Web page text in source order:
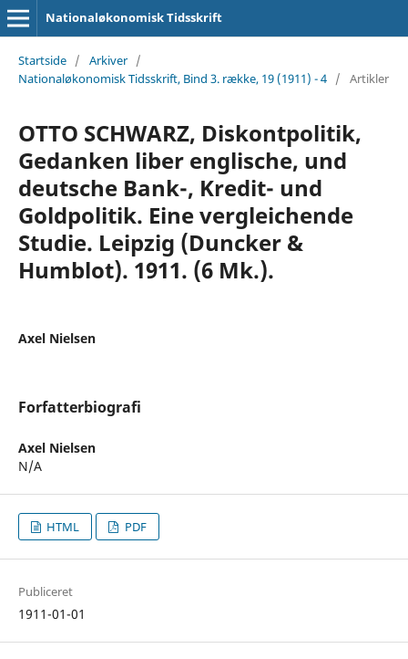
Nationaløkonomisk Tidsskrift
Startside / Arkiver /
Nationaløkonomisk Tidsskrift, Bind 3. række, 19 (1911) - 4 / Artikler
OTTO SCHWARZ, Diskontpolitik,
Gedanken liber englische, und
deutsche Bank-, Kredit- und
Goldpolitik. Eine vergleichende
Studie. Leipzig (Duncker &
Humblot). 1911. (6 Mk.).
Axel Nielsen
Forfatterbiografi
Axel Nielsen
N/A
HTML PDF
Publiceret
1911-01-01